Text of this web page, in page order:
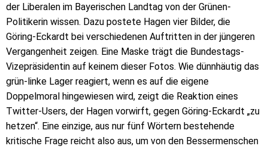
der Liberalen im Bayerischen Landtag von der Grünen-
Politikerin wissen. Dazu postete Hagen vier Bilder, die
Göring-Eckardt bei verschiedenen Auftritten in der jüngeren
Vergangenheit zeigen. Eine Maske trägt die Bundestags-
Vizepräsidentin auf keinem dieser Fotos. Wie dünnhäutig das
grün-linke Lager reagiert, wenn es auf die eigene
Doppelmoral hingewiesen wird, zeigt die Reaktion eines
Twitter-Users, der Hagen vorwirft, gegen Göring-Eckardt „zu
hetzen“. Eine einzige, aus nur fünf Wörtern bestehende
kritische Frage reicht also aus, um von den Bessermenschen